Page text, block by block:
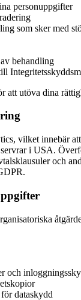
personuppgifter
som sker med
behandling
att utöva dina
vilket innebär
i USA.
och
och
dataskydd